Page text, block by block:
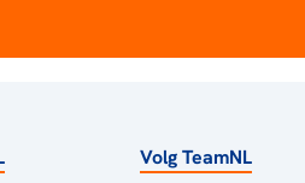
Volg TeamNL